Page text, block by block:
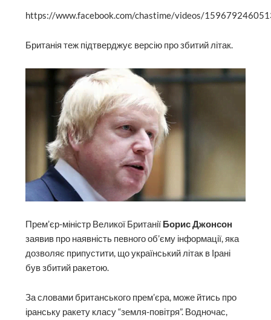
https://www.facebook.com/chastime/videos/
Британія теж підтверджує версію про збитий літак.
Прем’єр-міністр Великої Британії Борис Джонсон
заявив про наявність певного об’єму інформації, яка
дозволяє припустити, що український літак в Ірані
був збитий ракетою.
За словами британського прем’єра, може йтись про
іранську ракету класу “земля-повітря”. Водночас,